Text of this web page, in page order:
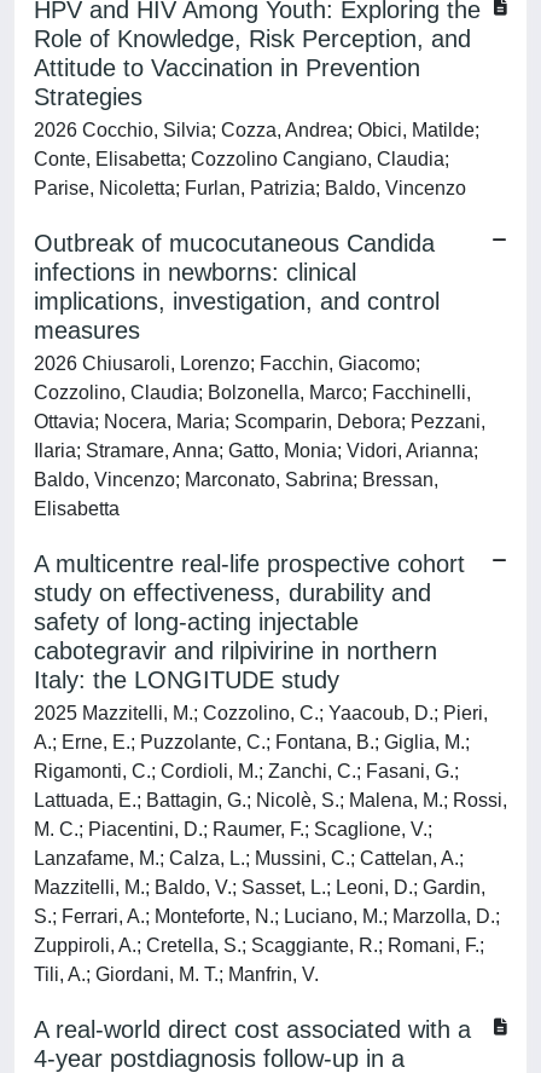
HPV and HIV Among Youth: Exploring the
Role of Knowledge, Risk Perception, and
Attitude to Vaccination in Prevention
Strategies
2026 Cocchio, Silvia; Cozza, Andrea; Obici, Matilde;
Conte, Elisabetta; Cozzolino Cangiano, Claudia;
Parise, Nicoletta; Furlan, Patrizia; Baldo, Vincenzo
Outbreak of mucocutaneous Candida
infections in newborns: clinical
implications, investigation, and control
measures
2026 Chiusaroli, Lorenzo; Facchin, Giacomo;
Cozzolino, Claudia; Bolzonella, Marco; Facchinelli,
Ottavia; Nocera, Maria; Scomparin, Debora; Pezzani,
Ilaria; Stramare, Anna; Gatto, Monia; Vidori, Arianna;
Baldo, Vincenzo; Marconato, Sabrina; Bressan,
Elisabetta
A multicentre real-life prospective cohort
study on effectiveness, durability and
safety of long-acting injectable
cabotegravir and rilpivirine in northern
Italy: the LONGITUDE study
2025 Mazzitelli, M.; Cozzolino, C.; Yaacoub, D.; Pieri,
A.; Erne, E.; Puzzolante, C.; Fontana, B.; Giglia, M.;
Rigamonti, C.; Cordioli, M.; Zanchi, C.; Fasani, G.;
Lattuada, E.; Battagin, G.; Nicolè, S.; Malena, M.; Rossi,
M. C.; Piacentini, D.; Raumer, F.; Scaglione, V.;
Lanzafame, M.; Calza, L.; Mussini, C.; Cattelan, A.;
Mazzitelli, M.; Baldo, V.; Sasset, L.; Leoni, D.; Gardin,
S.; Ferrari, A.; Monteforte, N.; Luciano, M.; Marzolla, D.;
Zuppiroli, A.; Cretella, S.; Scaggiante, R.; Romani, F.;
Tili, A.; Giordani, M. T.; Manfrin, V.
A real-world direct cost associated with a
4-year postdiagnosis follow-up in a